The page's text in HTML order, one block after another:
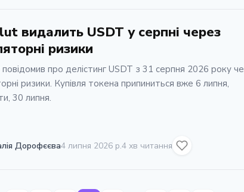
видалить USDT у серпні через
ризики
про делістинг USDT з 31 серпня 2026 року
ризики. Купівля токена припиниться вже 6 липня,
30 липня.
Дорофєєва4 липня 2026 р.4 хв читання